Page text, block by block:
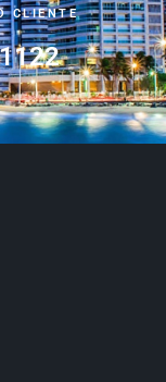
CLIENTE